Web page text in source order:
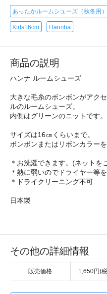
あったかルームシューズ（秋冬用）
Kids16cm Hannha
商品の説明
ハンナ ルームシューズ
大きな毛糸のボンボンがアク
ルのルームシューズ。
内側はグリーンのニットです。
サイズは16㎝くらいまで。
ボンボンまたはリボンカラー
＊お洗濯できます。(ネット
＊熱に弱いのでドライヤー等
＊ドライクリーニング不可
日本製
その他の詳細情報
販売価格 1,650円(